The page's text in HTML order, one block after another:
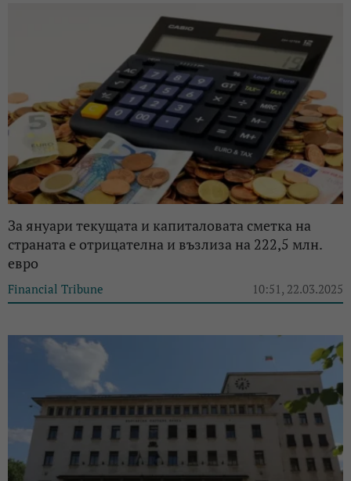
За януари текущата и капиталовата сметка на
страната е отрицателна и възлиза на 222,5 млн.
евро
Financial Tribune 10:51, 22.03.2025